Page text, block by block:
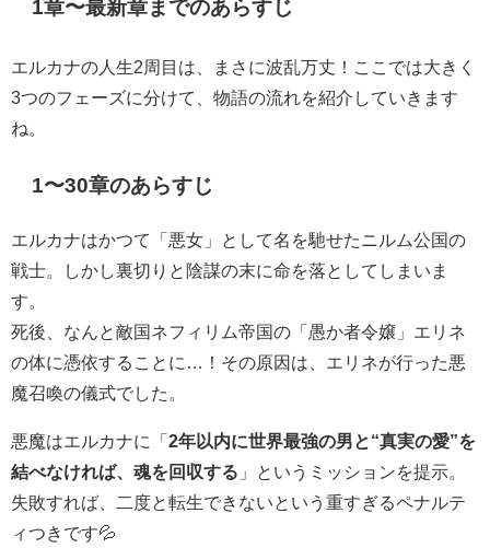
1章〜最新章までのあらすじ
エルカナの人生2周目は、まさに波乱万丈！ここでは大きく
3つのフェーズに分けて、物語の流れを紹介していきます
ね。
1〜30章のあらすじ
エルカナはかつて「悪女」として名を馳せたニルム公国の
戦士。しかし裏切りと陰謀の末に命を落としてしまいま
す。
死後、なんと敵国ネフィリム帝国の「愚か者令嬢」エリネ
の体に憑依することに…！その原因は、エリネが行った悪
魔召喚の儀式でした。
悪魔はエルカナに「 2年以内に世界最強の男と“真実の愛”を
結べなければ、魂を回収する 」というミッションを提示。
失敗すれば、二度と転生できないという重すぎるペナルテ
ィつきです💦